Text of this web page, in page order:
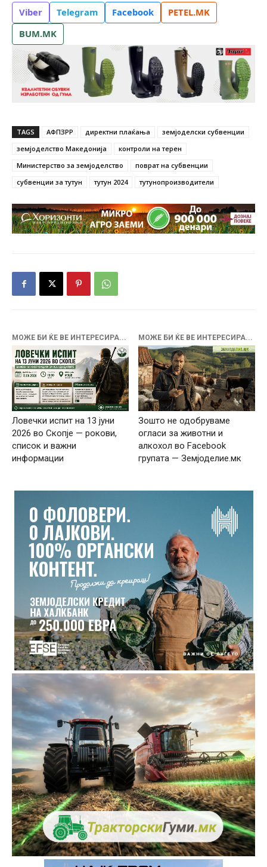
Viber Telegram Facebook
PETEL.MK
BUM.MK
TAGS АФПЗРР директни плаќања
земјоделски субвенции
земјоделство Македонија
контроли на терен
Министерство за земјоделство
поврат на субвенции
субвенции за тутун
тутун 2024 тутунопроизводители
МОЖЕ БИ ЌЕ ВЕ ИНТЕРЕСИРА...
Ловечки испит на 13 јуни
2026 во Скопје — рокови,
список и важни
информации
МОЖЕ БИ ЌЕ ВЕ ИНТЕРЕСИРА...
Зошто не одобруваме
огласи за животни и
алкохол во Facebook
групата — Земјоделие.мк